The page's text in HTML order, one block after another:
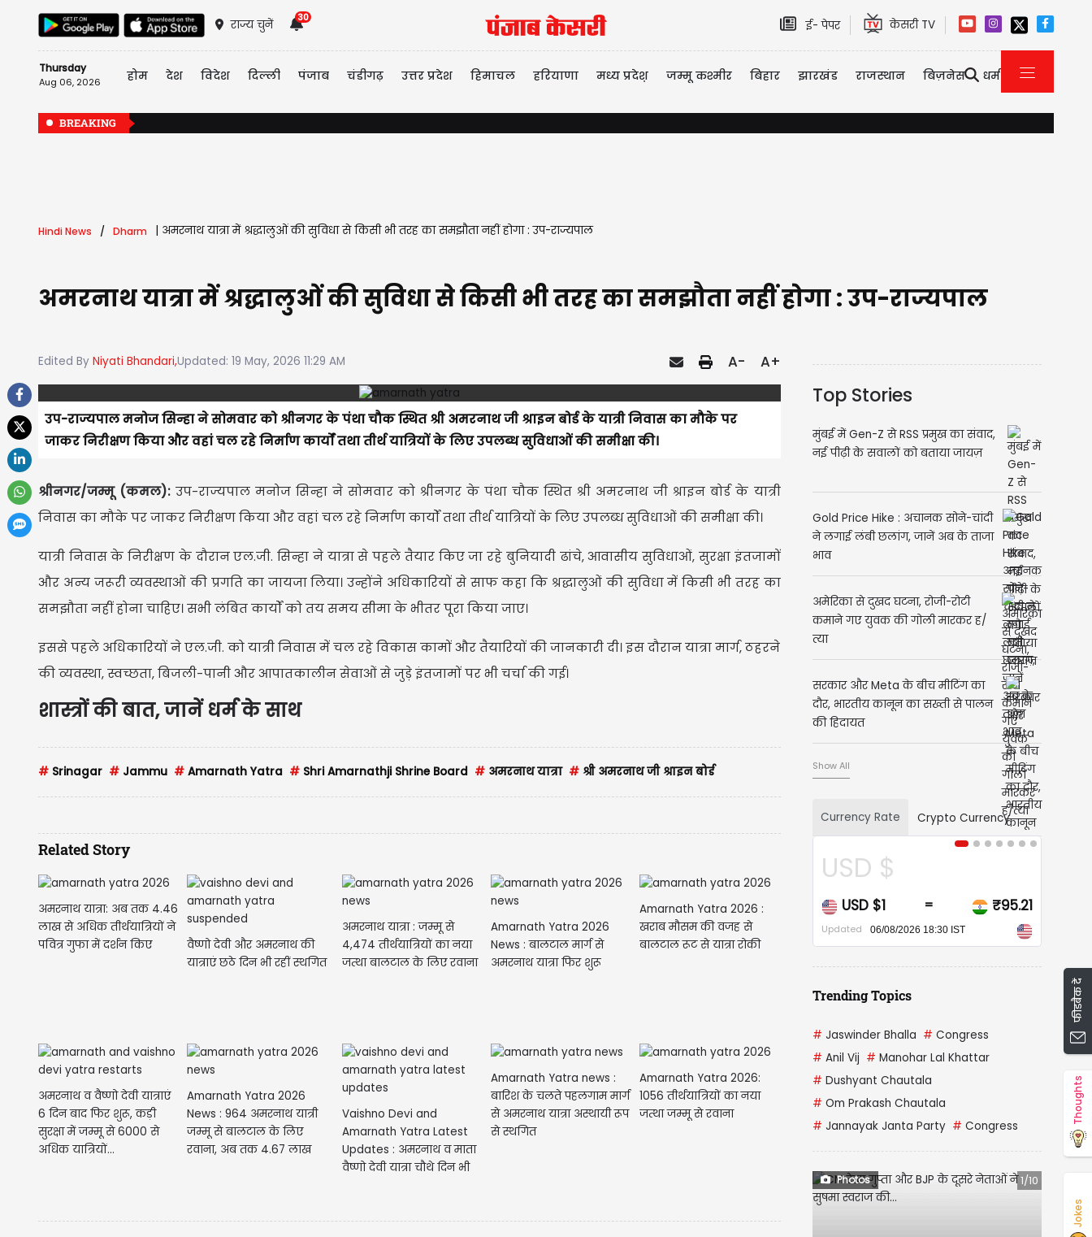
राज्य चुनें
30
ई- पेपर केसरी TV
Thursday
Aug 06, 2026 होम देश विदेश दिल्ली पंजाब चंडीगढ़ उत्तर प्रदेश हिमाचल हरियाणा मध्य प्रदेश़ जम्मू कश्मीर बिहार झारखंड राजस्थान बिज़नेस धर्म
BREAKING
Hindi News Dharm अमरनाथ यात्रा में श्रद्धालुओं की सुविधा से किसी भी तरह का समझौता नहीं होगा : उप-राज्यपाल
अमरनाथ यात्रा में श्रद्धालुओं की सुविधा से किसी भी तरह का समझौता नहीं होगा : उप-राज्यपाल
Edited By Niyati Bhandari,Updated: 19 May, 2026 11:29 AM A- A+
उप-राज्यपाल मनोज सिन्हा ने सोमवार को श्रीनगर के पंथा चौक स्थित श्री अमरनाथ जी श्राइन बोर्ड के यात्री निवास का मौके पर
जाकर निरीक्षण किया और वहां चल रहे निर्माण कार्यों तथा तीर्थ यात्रियों के लिए उपलब्ध सुविधाओं की समीक्षा की।
श्रीनगर/जम्मू (कमल): उप-राज्यपाल मनोज सिन्हा ने सोमवार को श्रीनगर के पंथा चौक स्थित श्री अमरनाथ जी श्राइन बोर्ड के यात्री
निवास का मौके पर जाकर निरीक्षण किया और वहां चल रहे निर्माण कार्यों तथा तीर्थ यात्रियों के लिए उपलब्ध सुविधाओं की समीक्षा की।
यात्री निवास के निरीक्षण के दौरान एल.जी. सिन्हा ने यात्रा से पहले तैयार किए जा रहे बुनियादी ढांचे, आवासीय सुविधाओं, सुरक्षा इंतजामों
और अन्य जरूरी व्यवस्थाओं की प्रगति का जायजा लिया। उन्होंने अधिकारियों से साफ कहा कि श्रद्धालुओं की सुविधा में किसी भी तरह का
समझौता नहीं होना चाहिए। सभी लंबित कार्यों को तय समय सीमा के भीतर पूरा किया जाए।
इससे पहले अधिकारियों ने एल.जी. को यात्री निवास में चल रहे विकास कामों और तैयारियों की जानकारी दी। इस दौरान यात्रा मार्ग, ठहरने
की व्यवस्था, स्वच्छता, बिजली-पानी और आपातकालीन सेवाओं से जुड़े इंतजामों पर भी चर्चा की गई।
शास्त्रों की बात, जानें धर्म के साथ
# Srinagar # Jammu # Amarnath Yatra # Shri Amarnathji Shrine Board # अमरनाथ यात्रा # श्री अमरनाथ जी श्राइन बोर्ड
Related Story
अमरनाथ यात्रा: अब तक 4.46
लाख से अधिक तीर्थयात्रियों ने
पवित्र गुफा में दर्शन किए
वैष्णो देवी और अमरनाथ की
यात्राएं छठे दिन भी रहीं स्थगित
अमरनाथ यात्रा : जम्मू से
4,474 तीर्थयात्रियों का नया
जत्था बालटाल के लिए रवाना
Amarnath Yatra 2026
News : बालटाल मार्ग से
अमरनाथ यात्रा फिर शुरू
Amarnath Yatra 2026 :
खराब मौसम की वजह से
बालटाल रूट से यात्रा रोकी
अमरनाथ व वैष्णो देवी यात्राएं
6 दिन बाद फिर शुरू, कड़ी
सुरक्षा में जम्मू से 6000 से
अधिक यात्रियों...
Amarnath Yatra 2026
News : 964 अमरनाथ यात्री
जम्मू से बालटाल के लिए
रवाना, अब तक 4.67 लाख
Vaishno Devi and
Amarnath Yatra Latest
Updates : अमरनाथ व माता
वैष्णो देवी यात्रा चौथे दिन भी
Amarnath Yatra news :
बारिश के चलते पहलगाम मार्ग
से अमरनाथ यात्रा अस्थायी रूप
से स्थगित
Amarnath Yatra 2026:
1056 तीर्थयात्रियों का नया
जत्था जम्मू से रवाना
Top Stories
मुंबई में Gen-Z से RSS प्रमुख का संवाद,
नई पीढ़ी के सवालों को बताया जायज़
Gold Price Hike : अचानक सोने-चांदी
ने लगाई लंबी छलांग, जानें अब के ताजा
भाव
अमेरिका से दुखद घटना, रोजी-रोटी
कमाने गए युवक की गोली मारकर ह/
त्या
सरकार और Meta के बीच मीटिंग का
दौर, भारतीय कानून का सख्ती से पालन
की हिदायत
Show All
Currency Rate Crypto Currency
USD $
USD $1 = ₹95.21
Updated 06/08/2026 18:30 IST
Trending Topics
# Jaswinder Bhalla # Congress
# Anil Vij # Manohar Lal Khattar
# Dushyant Chautala
# Om Prakash Chautala
# Jannayak Janta Party # Congress
Photos 1/10
फीडबैक दें
Thoughts
Jokes